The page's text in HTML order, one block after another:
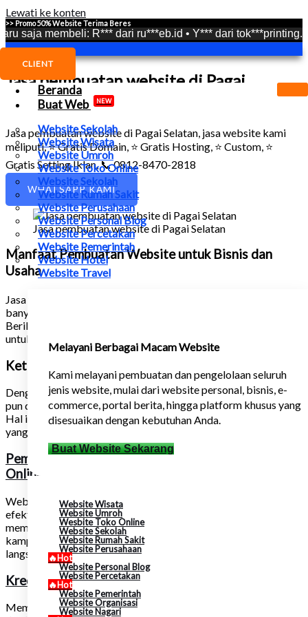
Lewati ke konten
>> Promo 50% Website Terima Beres
membeli: R*** dari ru***eb.id • Y*** dari tok***printing.com •
CLIENT
Beranda
Buat Web
NEW
Website Sekolah
Website Wisata
Website Umroh
Website Toko Online
Website Sekolah
Website Rumah Sakit
Website Perusahaan
Website Personal Blog
Website Percetakan
Website Pemerintah
Website Hotel
Website Travel
Melayani Berbagai Macam Website
Kami melayani pembuatan dan pengelolaan seluruh
jenis website, mulai dari website personal, bisnis, e-
commerce, portal berita, hingga platform khusus yang
disesuaikan dengan kebutuhan Anda.
Buat Website Sekarang
Website Wisata
Website Umroh
Wesbite Toko Online
Website Sekolah
Website Rumah Sakit
Website Perusahaan
🔥Hot
Website Personal Blog
Website Percetakan
🔥Hot
Website Pemerintah
Website Organisasi
Website Nagari
Jasa pembuatan website di Pagai
Selatan
Jasa pembuatan website di Pagai Selatan, jasa website kami
meliputi, ⭐ Gratis Domain, ⭐ Gratis Hosting, ⭐ Custom, ⭐
Gratis Setting Iklan, 📞 0812-8470-2818
WHATSAPP KAMI
Jasa pembuatan website di Pagai Selatan
Manfaat Pembuatan Website untuk Bisnis dan
Usaha
Jasa pembuatan website di Pagai Selatan
banyak manfaat bagi bisnis, baik skala kecil maupun besar.
Berikut adalah beberapa manfaat utama memiliki website
untuk bisnis:
Keterjangkauan dan Aksesibilitas
Dengan memiliki website, usaha Anda dapat diakses oleh siapa
pun dari mana pun selama mereka memiliki koneksi internet.
Hal ini memungkinkan usaha Anda untuk menjangkau pasar
yang lebih luas secara geografis.
Pemasaran
Online & Free Google Ads
Website dapat menjadi salah satu alat pemasaran online yang
efektif. Anda dapat menggunakan website untuk
mempromosikan produk dan layanan Anda, menjalankan
kampanye iklan Google Ads, atau bahkan menjual produk
langsung melalui platform e-commerce.
Kredibilitas dan Profesionalisme
Memiliki website yang profesional dapat meningkatkan citra